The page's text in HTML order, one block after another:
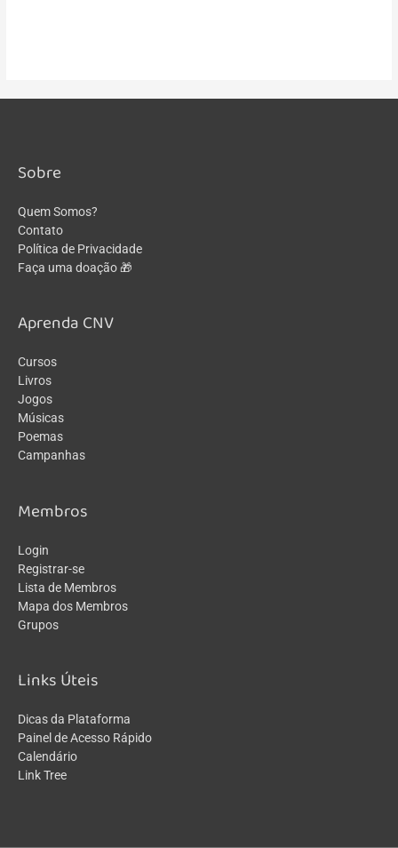
Sobre
Quem Somos?
Contato
Política de Privacidade
Faça uma doação 🎁
Aprenda CNV
Cursos
Livros
Jogos
Músicas
Poemas
Campanhas
Membros
Login
Registrar-se
Lista de Membros
Mapa dos Membros
Grupos
Links Úteis
Dicas da Plataforma
Painel de Acesso Rápido
Calendário
Link Tree